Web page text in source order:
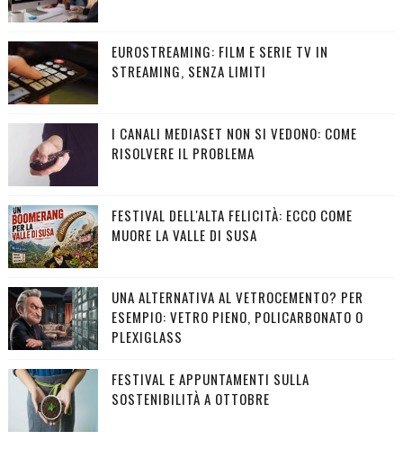
EUROSTREAMING: FILM E SERIE TV IN
STREAMING, SENZA LIMITI
I CANALI MEDIASET NON SI VEDONO: COME
RISOLVERE IL PROBLEMA
FESTIVAL DELL'ALTA FELICITÀ: ECCO COME
MUORE LA VALLE DI SUSA
UNA ALTERNATIVA AL VETROCEMENTO? PER
ESEMPIO: VETRO PIENO, POLICARBONATO O
PLEXIGLASS
FESTIVAL E APPUNTAMENTI SULLA
SOSTENIBILITÀ A OTTOBRE